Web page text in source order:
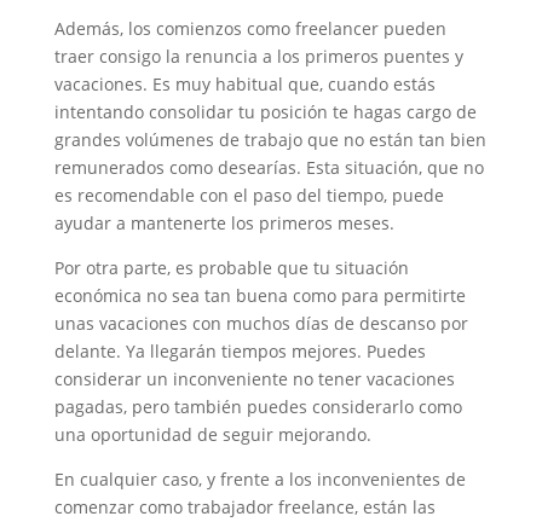
Además, los comienzos como freelancer pueden
traer consigo la renuncia a los primeros puentes y
vacaciones. Es muy habitual que, cuando estás
intentando consolidar tu posición te hagas cargo de
grandes volúmenes de trabajo que no están tan bien
remunerados como desearías. Esta situación, que no
es recomendable con el paso del tiempo, puede
ayudar a mantenerte los primeros meses.
Por otra parte, es probable que tu situación
económica no sea tan buena como para permitirte
unas vacaciones con muchos días de descanso por
delante. Ya llegarán tiempos mejores. Puedes
considerar un inconveniente no tener vacaciones
pagadas, pero también puedes considerarlo como
una oportunidad de seguir mejorando.
En cualquier caso, y frente a los inconvenientes de
comenzar como trabajador freelance, están las